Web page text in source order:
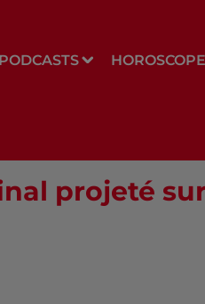
PODCASTS HOROSCOPE
projeté